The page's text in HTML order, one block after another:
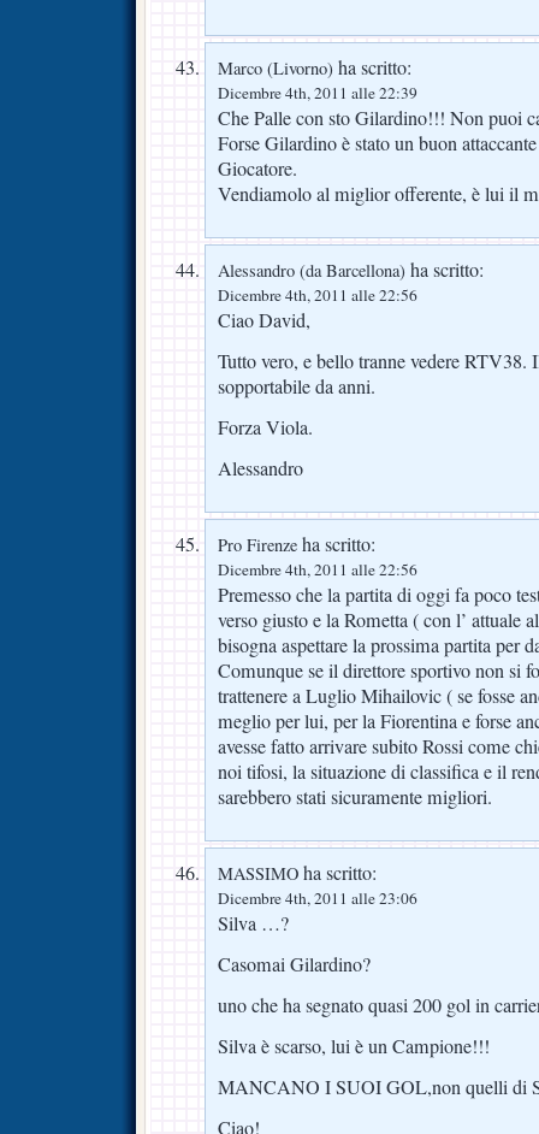
Marco (Livorno) ha scritto:
Dicembre 4th, 2011 alle 22:39
Che Palle con sto Gilardino!!! Non puoi
Forse Gilardino è stato un buon
Giocatore.
Vendiamolo al miglior offerente, è lui il
Alessandro (da Barcellona) ha scritto:
Dicembre 4th, 2011 alle 22:56
Ciao David,
Tutto vero, e bello tranne vedere RTV38.
sopportabile da anni.
Forza Viola.
Alessandro
Pro Firenze ha scritto:
Dicembre 4th, 2011 alle 22:56
Premesso che la partita di oggi fa poco
verso giusto e la Rometta ( con l’ attuale
bisogna aspettare la prossima partita per
Comunque se il direttore sportivo non si
trattenere a Luglio Mihailovic ( se fosse
meglio per lui, per la Fiorentina e forse
avesse fatto arrivare subito Rossi come
noi tifosi, la situazione di classifica e il
sarebbero stati sicuramente migliori.
MASSIMO ha scritto:
Dicembre 4th, 2011 alle 23:06
Silva …?
Casomai Gilardino?
uno che ha segnato quasi 200 gol in
Silva è scarso, lui è un Campione!!!
MANCANO I SUOI GOL,non quelli di
Ciao!